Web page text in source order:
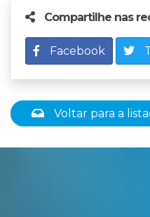
Compartilhe nas
Facebook
Voltar para a